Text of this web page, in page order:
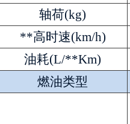
轴荷(kg)
**高时速(km/h)
油耗(L/**Km)
燃油类型